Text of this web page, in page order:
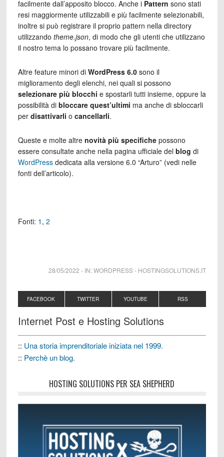
facilmente dall’apposito blocco. Anche i Pattern sono stati
resi maggiormente utilizzabili e più facilmente selezionabili,
inoltre si può registrare il proprio pattern nella directory
utilizzando theme.json, di modo che gli utenti che utilizzano
il nostro tema lo possano trovare più facilmente.
Altre feature minori di WordPress 6.0sono il
miglioramento degli elenchi, nei quali si possono
selezionare più blocchi e spostarli tutti insieme, oppure la
possibilità di bloccare quest’ultimi ma anche di sbloccarli
per disattivarli o cancellarli.
Queste e molte altre novità più specifichepossono
essere consultate anche nella pagina ufficiale del blog di
WordPressdedicata alla versione 6.0 “Arturo” (vedi nelle
fonti dell’articolo).
Fonti: 1 , 2
28/05/2022 - IN:WORDPRESS- HOSTINGSOLUTIONS.IT
FACEBOOK TWITTER YOUTUBE RSS
Internet Post e Hosting Solutions
:: Una storia imprenditoriale iniziata nel 1999.
:: Perchè un blog.
HOSTING SOLUTIONS PER SEA SHEPHERD